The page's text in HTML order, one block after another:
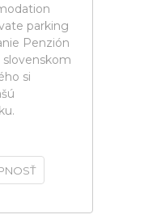
parking
Penzión
slovenskom
si